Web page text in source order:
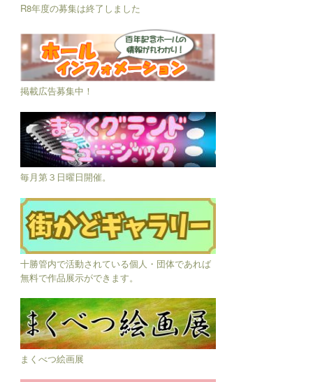
R8年度の募集は終了しました
掲載広告募集中！
毎月第３日曜日開催。
十勝管内で活動されている個人・団体であれば
無料で作品展示ができます。
まくべつ絵画展